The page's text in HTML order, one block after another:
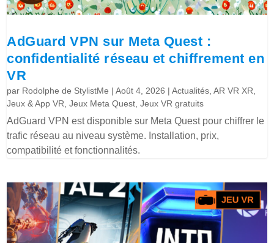
AdGuard VPN sur Meta Quest :
confidentialité réseau et chiffrement en
VR
par Rodolphe de StylistMe |Août 4, 2026 |Actualités ,AR VR XR
Jeux & App VR ,Jeux Meta Quest ,Jeux VR gratuits
AdGuard VPN est disponible sur Meta Quest pour chiffrer le
trafic réseau au niveau système. Installation, prix,
compatibilité et fonctionnalités.